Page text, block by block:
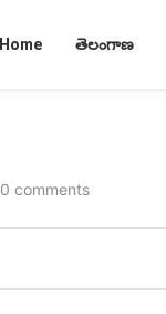
Home తెలంగాణ
0 comments